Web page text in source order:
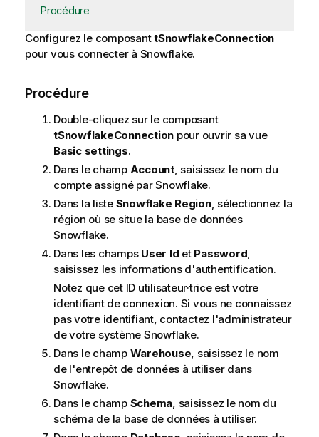
Procédure
Configurez le composanttSnowflakeConnection
pour vous connecter à Snowflake.
Procédure
Double-cliquez sur le composant
tSnowflakeConnection pour ouvrir sa vue
Basic settings.
Dans le champ Account, saisissez le nom du
compte assigné par Snowflake.
Dans la liste Snowflake Region, sélectionnez la
région où se situe la base de données
Snowflake.
Dans les champs User Id et Password,
saisissez les informations d'authentification.
Notez que cet ID utilisateur·trice est votre
identifiant de connexion. Si vous ne connaissez
pas votre identifiant, contactez l'administrateur
de votre système Snowflake.
Dans le champ Warehouse, saisissez le nom
de l'entrepôt de données à utiliser dans
Snowflake.
Dans le champ Schema, saisissez le nom du
schéma de la base de données à utiliser.